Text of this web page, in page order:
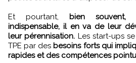
Et pourtant, bien souvent,
indispensable, il en va de leur
leur pérennisation. Les start-ups
TPE par des besoins forts qui
rapides et des compétences